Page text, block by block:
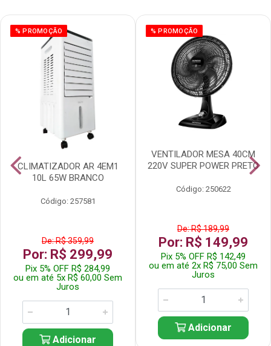
% PROMOÇÃO
CLIMATIZADOR AR 4EM1
10L 65W BRANCO
Código: 257581
De: R$ 359,99
Por: R$ 299,99
Pix 5% OFF R$ 284,99
ou em até 5x R$ 60,00 Sem
Juros
Adicionar
% PROMOÇÃO
VENTILADOR MESA 40CM
220V SUPER POWER PRETO
Código: 250622
De: R$ 189,99
Por: R$ 149,99
Pix 5% OFF R$ 142,49
ou em até 2x R$ 75,00 Sem
Juros
Adicionar